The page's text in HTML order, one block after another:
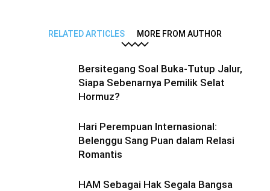
RELATED ARTICLES MORE FROM AUTHOR
Bersitegang Soal Buka-Tutup Jalur,
Siapa Sebenarnya Pemilik Selat
Hormuz?
Hari Perempuan Internasional:
Belenggu Sang Puan dalam Relasi
Romantis
HAM Sebagai Hak Segala Bangsa